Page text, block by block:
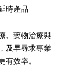
時產品
、藥物治療與
及早尋求專業
有效率。